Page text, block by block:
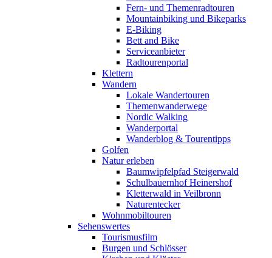
Fern- und Themenradtouren
Mountainbiking und Bikeparks
E-Biking
Bett and Bike
Serviceanbieter
Radtourenportal
Klettern
Wandern
Lokale Wandertouren
Themenwanderwege
Nordic Walking
Wanderportal
Wanderblog & Tourentipps
Golfen
Natur erleben
Baumwipfelpfad Steigerwald
Schulbauernhof Heinershof
Kletterwald in Veilbronn
Naturentecker
Wohnmobiltouren
Sehenswertes
Tourismusfilm
Burgen und Schlösser